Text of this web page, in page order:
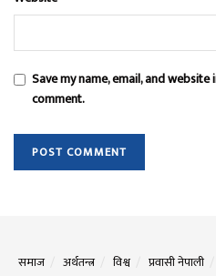
Save my name, email, and
comment.
समाज अर्थतन्त्र विश्व प्रवासी नेपाली